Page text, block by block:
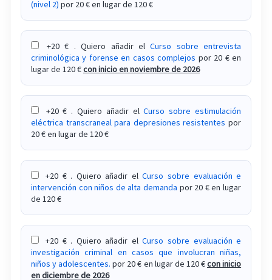
(nivel 2) por 20 € en lugar de 120 €
+20 € . Quiero añadir elCurso sobre entrevista
criminológica y forense en casos complejos por 20 € en
lugar de 120 €con inicio en noviembre de 2026
+20 € . Quiero añadir elCurso sobre estimulación
eléctrica transcraneal para depresiones resistentes por
20 € en lugar de 120 €
+20 € . Quiero añadir elCurso sobre evaluación e
intervención con niños de alta demanda por 20 € en lugar
de 120 €
+20 € . Quiero añadir elCurso sobre evaluación e
investigación criminal en casos que involucran niñas,
niños y adolescentes. por 20 € en lugar de 120 €con inicio
en diciembre de 2026